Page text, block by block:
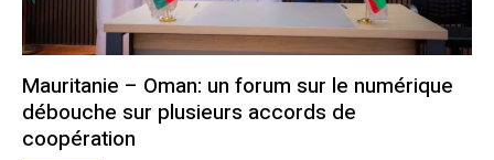
Mauritanie – Oman: un forum sur le numérique
débouche sur plusieurs accords de
coopération